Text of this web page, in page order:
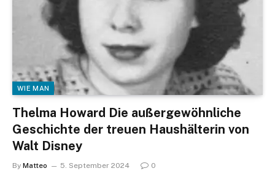
WIE MAN
Thelma Howard Die außergewöhnliche
Geschichte der treuen Haushälterin von
Walt Disney
By Matteo 5. September 2024 0